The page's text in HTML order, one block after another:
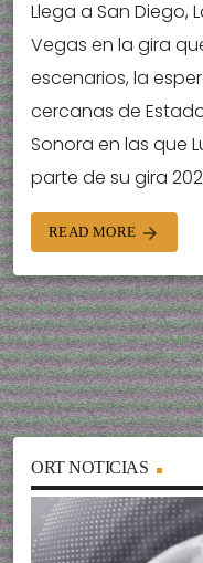
Llega a San Diego,
Vegas en la gira
escenarios, la
cercanas de
Sonora en las que
parte de su gira
READ MORE arrow_forward
ORT NOTICIAS